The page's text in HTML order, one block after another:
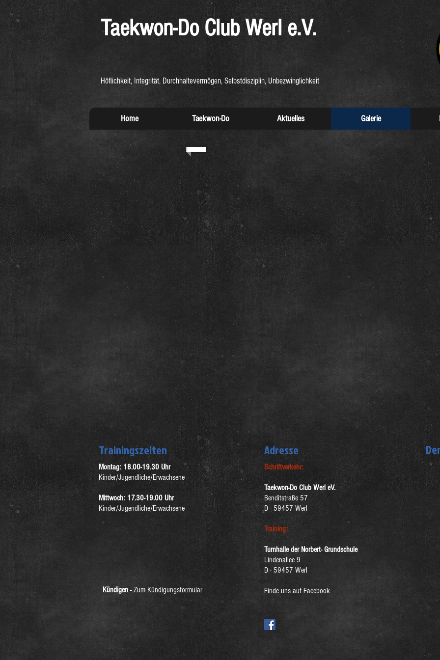
Taekwon-DoClubWerl e.V.
Höflichkeit, Integrität, Durchhaltevermögen, Selbstdisziplin, Unbezwinglichkeit
Home Taekwon-Do Aktuelles Galerie
Trainingszeiten
Montag: 18.00-19.30 Uhr
Kinder/Jugendliche/Erwachsene
Mittwoch: 17.30-19.00 Uhr
Kinder/Jugendliche/Erwachsene
Kündigen -Zum Kündigungsformular
Adresse
Schriftverkehr:
Taekwon-Do Club Werl eV.
Benditstraße 57
D - 59457 Werl
Training:
Turnhalle der Norbert- Grundschule
Lindenallee 9
D - 59457 Werl
Finde uns auf Facebook